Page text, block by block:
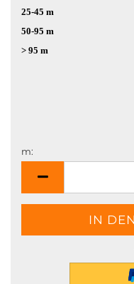
25-45 m
50-95 m
> 95 m
m: